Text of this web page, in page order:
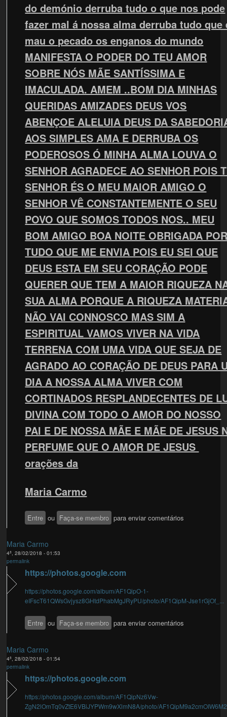
do demónio derruba tudo o que nos pode
fazer mal á nossa alma derruba tudo que
mau o pecado os enganos do mundo
MANIFESTA O PODER DO TEU AMOR
SOBRE NÓS MÃE SANTÍSSIMA E
IMACULADA. AMEM ..BOM DIA MINHAS
QUERIDAS AMIZADES DEUS VOS
ABENÇOE ALELUIA DEUS DA
AOS SIMPLES AMA E DERRUBA OS
PODEROSOS Ó MINHA ALMA LOUVA O
SENHOR AGRADECE AO SENHOR POIS
SENHOR ÉS O MEU MAIOR AMIGO O
SENHOR VÊ CONSTANTEMENTE O SEU
POVO QUE SOMOS TODOS NOS.. MEU
BOM AMIGO BOA NOITE OBRIGADA
TUDO QUE ME ENVIA POIS EU SEI QUE
DEUS ESTA EM SEU CORAÇÃO PODE
QUERER QUE TEM A MAIOR RIQUEZA
SUA ALMA PORQUE A RIQUEZA
NÃO VAI CONNOSCO MAS SIM A
ESPIRITUAL VAMOS VIVER NA VIDA
TERRENA COM UMA VIDA QUE SEJA DE
AGRADO AO CORAÇÃO DE DEUS PARA
DIA A NOSSA ALMA VIVER COM
CORTINADOS RESPLANDECENTES DE
DIVINA COM TODO O AMOR DO NOSSO
PAI E DE NOSSA MÃE E MÃE DE JESUS
PERFUME QUE O AMOR DE JESUS
orações da
Maria Carmo
Entre ou Faça-se membro para enviar comentários
Maria Carmo
4ª, 28/02/2018 - 01:53
permalink
https://photos.google.com
https://photos.google.com/album/AF1QipO-1-
eIFscT61QWsGvjysz8GHtdPhabMgJRyPU/photo/AF1QipM-Jse1rGjOf_...
Entre ou Faça-se membro para enviar comentários
Maria Carmo
4ª, 28/02/2018 - 01:54
permalink
https://photos.google.com
https://photos.google.com/album/AF1QipNz6Vw-
ZgN2lOmTq0vZtE6VBiJYPWm9wXlmN8A/photo/